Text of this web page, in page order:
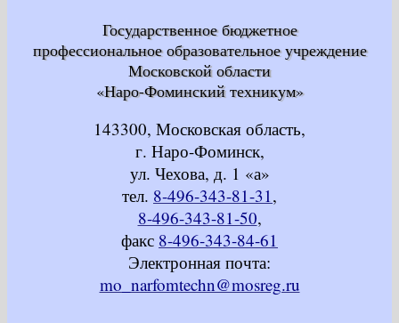
Государственное бюджетное
профессиональное образовательное учреждение
Московской области
«Наро-Фоминский техникум»
143300, Московская область,
г. Наро-Фоминск,
ул. Чехова, д. 1 «а»
тел. 8-496-343-81-31,
8-496-343-81-50,
факс 8-496-343-84-61
Электронная почта:
mo_narfomtechn@mosreg.ru